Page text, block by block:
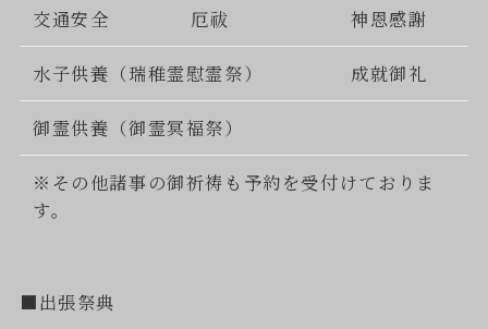
交通安全 厄祓 神恩感謝
水子供養（瑞稚霊慰霊祭） 成就御礼
御霊供養（御霊冥福祭）
※その他諸事の御祈祷も予約を受付けておりま
す。
■出張祭典